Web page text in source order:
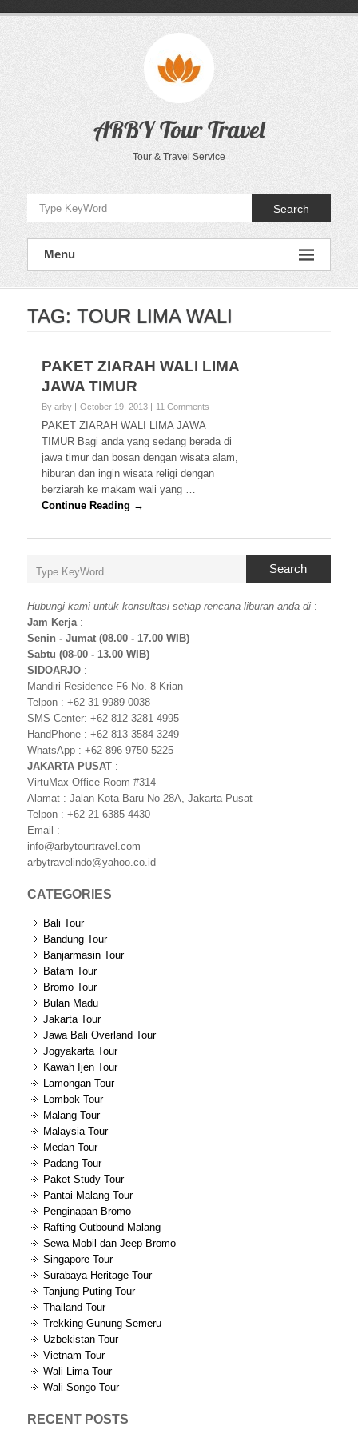
ARBY Tour Travel
Tour & Travel Service
Search
Menu
TAG: TOUR LIMA WALI
PAKET ZIARAH WALI LIMA
JAWA TIMUR
By arby October 19, 2013 11 Comments
PAKET ZIARAH WALI LIMA JAWA
TIMUR Bagi anda yang sedang berada di
jawa timur dan bosan dengan wisata alam,
hiburan dan ingin wisata religi dengan
berziarah ke makam wali yang …
Continue Reading →
Search
Hubungi kami untuk konsultasi setiap rencana liburan anda di :
Jam Kerja:
Senin - Jumat (08.00 - 17.00 WIB)
Sabtu (08-00 - 13.00 WIB)
SIDOARJO :
Mandiri Residence F6 No. 8 Krian
Telpon : +62 31 9989 0038
SMS Center: +62 812 3281 4995
HandPhone : +62 813 3584 3249
WhatsApp : +62 896 9750 5225
JAKARTA PUSAT :
VirtuMax Office Room #314
Alamat : Jalan Kota Baru No 28A, Jakarta Pusat
Telpon : +62 21 6385 4430
Email :
info@arbytourtravel.com
arbytravelindo@yahoo.co.id
CATEGORIES
Bali Tour
Bandung Tour
Banjarmasin Tour
Batam Tour
Bromo Tour
Bulan Madu
Jakarta Tour
Jawa Bali Overland Tour
Jogyakarta Tour
Kawah Ijen Tour
Lamongan Tour
Lombok Tour
Malang Tour
Malaysia Tour
Medan Tour
Padang Tour
Paket Study Tour
Pantai Malang Tour
Penginapan Bromo
Rafting Outbound Malang
Sewa Mobil dan Jeep Bromo
Singapore Tour
Surabaya Heritage Tour
Tanjung Puting Tour
Thailand Tour
Trekking Gunung Semeru
Uzbekistan Tour
Vietnam Tour
Wali Lima Tour
Wali Songo Tour
RECENT POSTS